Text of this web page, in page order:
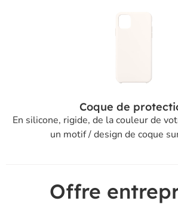
Coque de
En silicone, rigide, de la couleur de
un motif / design de coque
Offre